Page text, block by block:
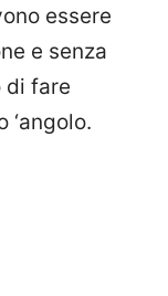
essere
e senza
di fare
‘angolo.